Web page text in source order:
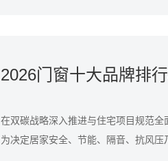
在双碳战略深入推进与住宅项目规范全
为决定居家安全、节能、隔音、抗风